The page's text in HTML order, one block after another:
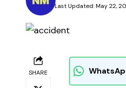
Last Updated: May 22,
SHARE